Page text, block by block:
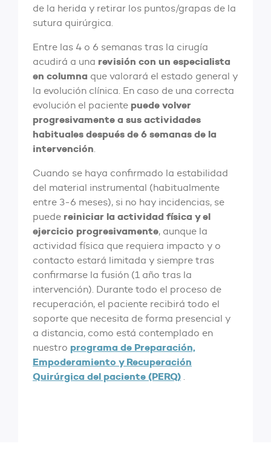
de la herida y retirar los puntos/grapas de la
sutura quirúrgica.
Entre las 4 o 6 semanas tras la cirugía
acudirá a una revisión con un especialista
en columna que valorará el estado general y
la evolución clínica. En caso de una correcta
evolución el paciente puede volver
progresivamente a sus actividades
habituales después de 6 semanas de la
intervención
Cuando se haya confirmado la estabilidad
del material instrumental (habitualmente
entre 3-6 meses), si no hay incidencias, se
puede reiniciar la actividad física y el
ejercicio progresivamente, aunque la
actividad física que requiera impacto y o
contacto estará limitada y siempre tras
confirmarse la fusión (1 año tras la
intervención). Durante todo el proceso de
recuperación, el paciente recibirá todo el
soporte que necesita de forma presencial y
a distancia, como está contemplado en
nuestro programa de Preparación,
Empoderamiento y Recuperación
Quirúrgica del paciente (PERQ)